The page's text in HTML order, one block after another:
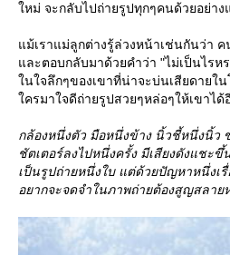
หม่ จะกลับไปถ่ายรูปทุกๆคนด้วยอย่า
ม้เราแม่ลูกต่างรู้ล่วงหน้าเช่นกันว่า ค
ละตอบกลับมาด้วยคำว่า "ไม่เป็นไรหร
นใจลึกๆของเขาที่น่าจะบ่นเสียดายใน
ครมาใจดีถ่ายรูปสวยๆหล่อๆให้เขาได้
กล้องหนึ่งตัว มือหนึ่งข้าง นิ้วชี้หนึ่งนิ้ว
ชัตเตอร์ลงไปหนึ่งครั้ง มีเสียงดังแช
เป็นรูปถ่ายหนึ่งใบ แต่ด้วยปัญหาหนึ่งเ
อยากจะจดจำในภาพถ่ายต้องสูญสลายห